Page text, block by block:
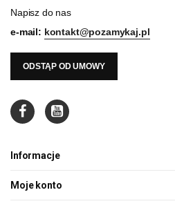
Napisz do nas
e-mail: kontakt@pozamykaj.pl
ODSTĄP OD UMOWY
Informacje
Moje konto